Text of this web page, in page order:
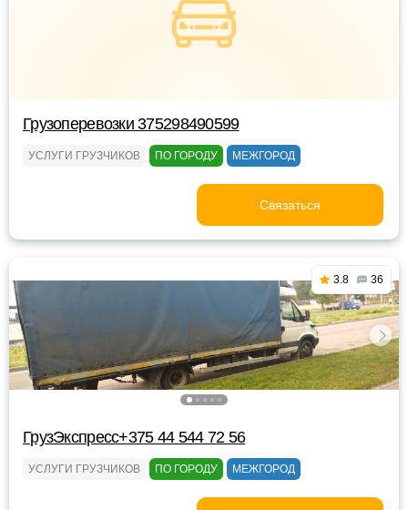
Грузоперевозки 375298490599
УСЛУГИ ГРУЗЧИКОВ ПО ГОРОДУ МЕЖГОРОД
Связаться
3.8 36
ГрузЭкспресс+375 44 544 72 56
УСЛУГИ ГРУЗЧИКОВ ПО ГОРОДУ МЕЖГОРОД